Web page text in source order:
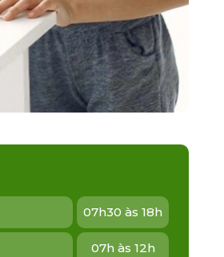
07h30 às 18h
07h às 12h